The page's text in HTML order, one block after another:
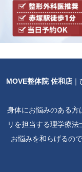
MOVE整体院 佐和店｜
身体にお悩みのある方
リを担当する理学療
お悩みを和らげるの